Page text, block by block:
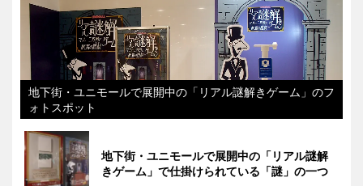
地下街・ユニモールで展開中の「リアル謎解きゲーム」のフ
ォトスポット
地下街・ユニモールで展開中の「リアル謎解
きゲーム」で仕掛けられている「謎」の一つ